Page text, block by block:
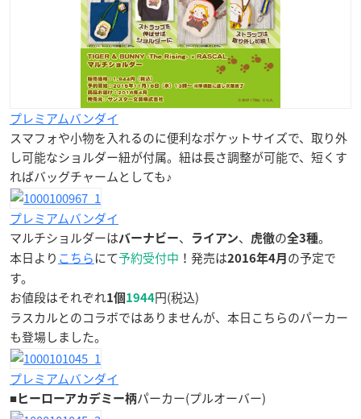
プレミアムバンダイ
スマフォや小物を入れるのに便利なポケットサイズで、取り外
し可能なショルダー紐が付属。紐は長さ調整が可能で、短くす
ればバッグチャームとしても♪
プレミアムバンダイ
マルチショルダーは バーナビー、 ライアン、 虎徹の全3種。
本日より こちらにて予約受付中 ！発売は2016年4月 の予定で
す。
お値段はそれぞれ1個 1944円(税込)
ラスカルとのコラボではありませんが、本日こちらのパーカー
も登場しました。
プレミアムバンダイ
■ ヒーローアカデミー柄パーカー(プルオーバー)